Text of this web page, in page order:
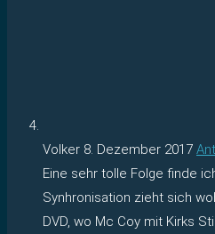
Volker 8. Dezember 2017
Eine sehr tolle Folge finde
Synhronisation zieht sich
DVD, wo Mc Coy mit Kirks